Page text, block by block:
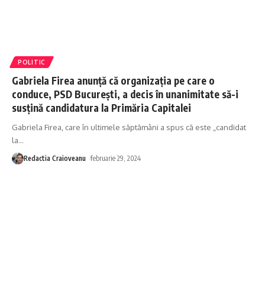
POLITIC
Gabriela Firea anunță că organizația pe care o
conduce, PSD București, a decis în unanimitate să-i
susțină candidatura la Primăria Capitalei
Gabriela Firea, care în ultimele săptămâni a spus că este „candidat
la…
Redactia Craioveanu februarie 29, 2024